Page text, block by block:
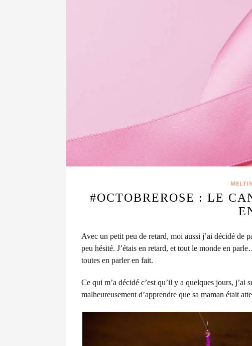
#OCTOBREROSE : LE
Avec un petit peu de retard, moi aussi j’ai décidé de
peu hésité. J’étais en retard, et tout le monde en
toutes en parler en fait.
Ce qui m’a décidé c’est qu’il y a quelques jours, j’ai
malheureusement d’apprendre que sa maman était